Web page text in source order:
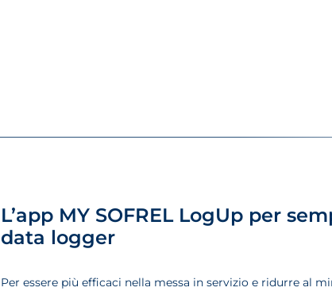
L’app MY SOFREL LogUp per
data logger
Per essere più efficaci nella messa in servizio e ridurre al